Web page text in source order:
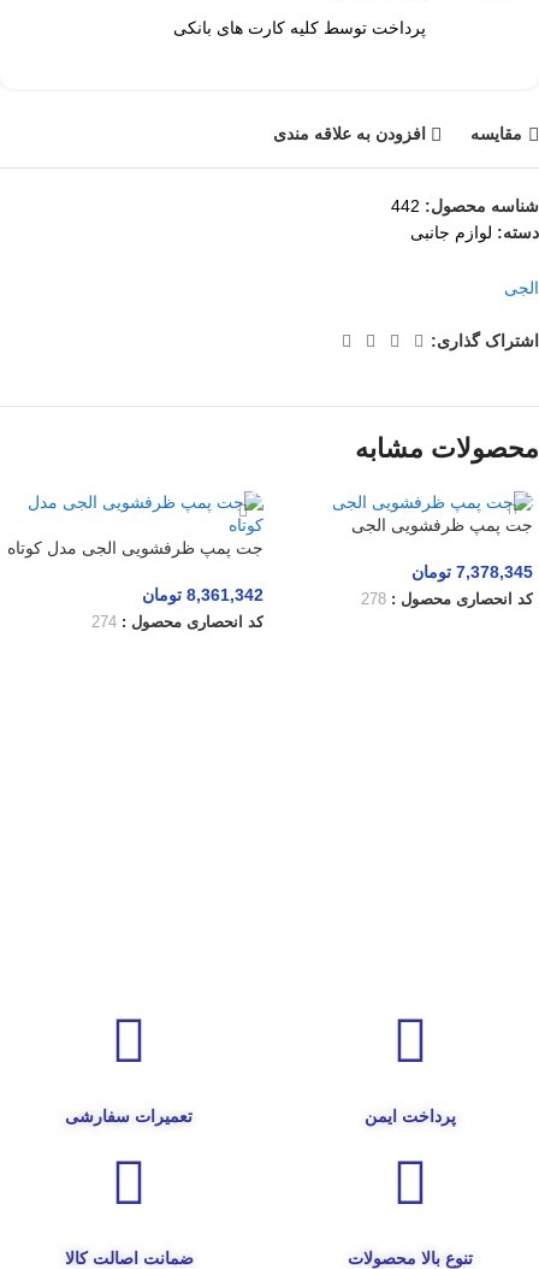
پرداخت توسط کلیه کارت های بانکی
مقايسه افزودن به علاقه مندی
شناسه محصول: 442
دسته: لوازم جانبی
الجی
اشتراک گذاری:
محصولات مشابه
جت پمپ ظرفشویی الجی
7,378,345 تومان
کد انحصاری محصول : 278
جت پمپ ظرفشویی الجی مدل کوتاه
8,361,342 تومان
کد انحصاری محصول : 274
پرداخت ایمن تعمیرات سفارشی
تنوع بالا محصولات ضمانت اصالت کالا